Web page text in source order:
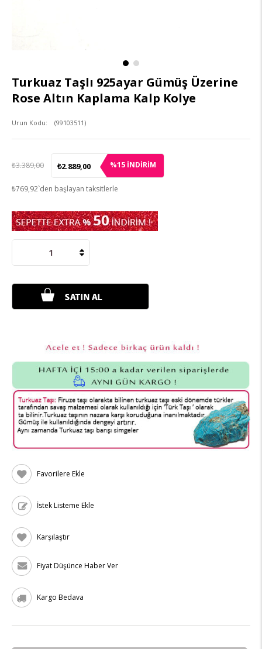
Turkuaz Taşlı 925ayar Gümüş Üzerine
Rose Altın Kaplama Kalp Kolye
(99103511)
₺3.389,00 ₺2.889,00 %15İNDIRIM
₺769,92`den başlayan taksitlerle
Favorilere Ekle
İstek Listeme Ekle
Karşılaştır
Fiyat Düşünce Haber Ver
Kargo Bedava